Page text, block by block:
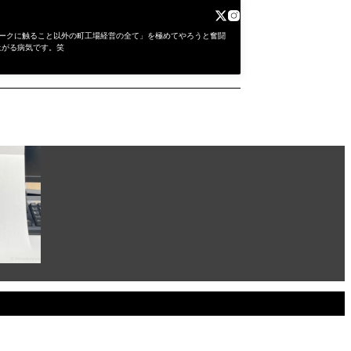
クに触ること以外の町工場経営の全て」を極めてやろうと奮闘
る病気です。笑